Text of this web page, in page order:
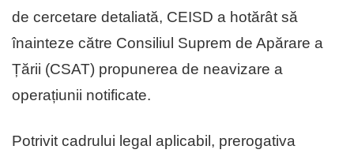
de cercetare detaliată, CEISD a hotărât să
înainteze către Consiliul Suprem de Apărare a
Țării (CSAT) propunerea de neavizare a
operațiunii notificate.
Potrivit cadrului legal aplicabil, prerogativa